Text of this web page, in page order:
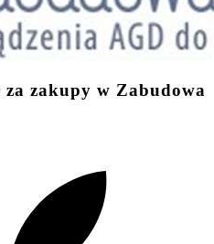
za zakupy w Zabudowa